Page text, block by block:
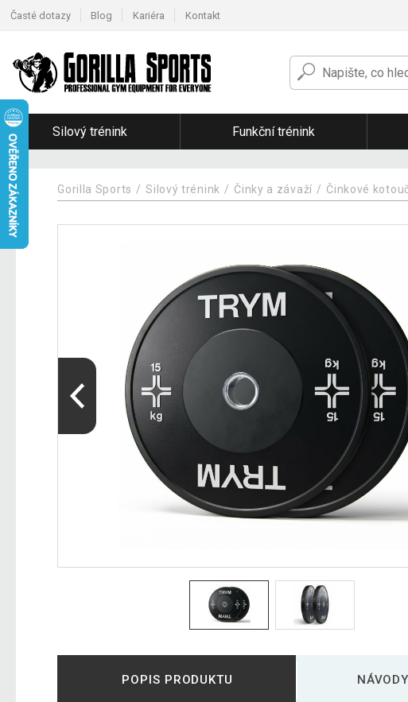
Časté dotazy Blog Kariéra Kontakt
Silový trénink Funkční trénink
Gorilla Sports Silový trénink Činky a závaží Činkové
POPIS PRODUKTU